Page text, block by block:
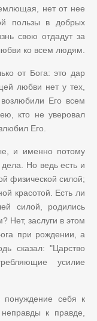
нет от нее
пользы в добрых
свою отдадут за
ко всем людям.
от Бога: это дар
любви нет у тех,
Его всем
кто не уверовал
Его.
и именно потому
Но ведь есть и
физической силой;
красотой. Есть ли
силой, родились
Нет, заслуги в этом
при рождении, а
сказал: "Царство
усилие
себя к
к правде,